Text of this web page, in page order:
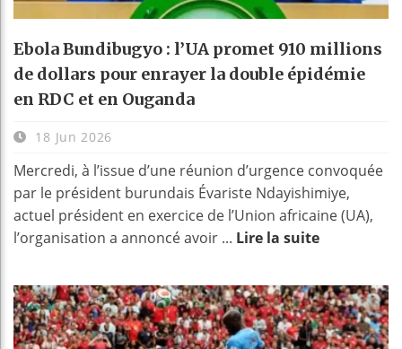
Ebola Bundibugyo : l’UA promet 910 millions
de dollars pour enrayer la double épidémie
en RDC et en Ouganda
18 Jun 2026
Mercredi, à l’issue d’une réunion d’urgence convoquée
par le président burundais Évariste Ndayishimiye,
actuel président en exercice de l’Union africaine (UA),
l’organisation a annoncé avoir ... Lire la suite